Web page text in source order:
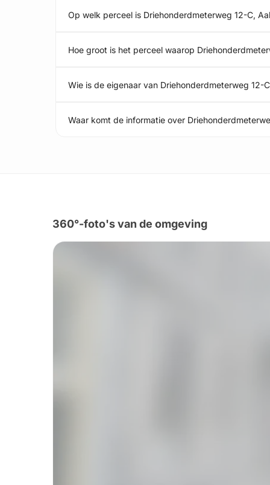
Op welk perceel is Driehonderdmeterweg 12-C,
Hoe groot is het perceel waarop
Wie is de eigenaar van Driehonderdmeterweg 12-
Waar komt de informatie over
360°-foto's van de omgeving